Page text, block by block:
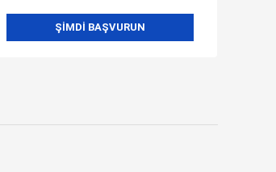
ŞIMDI BAŞVURUN